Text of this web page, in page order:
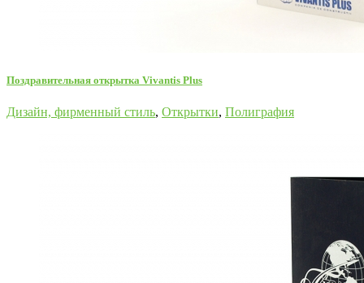
Поздравительная открытка Vivantis Plus
Дизайн, фирменный стиль, Открытки, Полиграфия